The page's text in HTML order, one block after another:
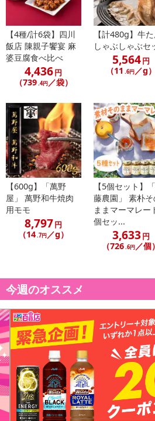
休業日
その他共通および商品カテゴリー別
さい）
こちらの情報は2026年
【4種/計6袋】四川
飯店 陳親子饗宴 麻
婆豆腐食べ比べ
4,436円
（739.4円／袋）
【計480g】牛
しゃぶしゃぶセ
5,564円
（11 .6円／g）
【600g】「萬野
屋」 萬野和牛焼肉
用モモ
8,797円
（14.7円／g）
【5個セット】
藤農園」 素朴そ
ままマーマレー
個セッ...
3,633円
（726.6円／個）
今週のオススメ